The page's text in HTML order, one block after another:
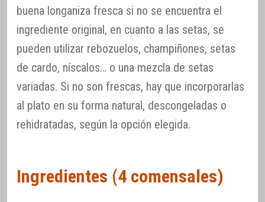
buena longaniza fresca si no se encuentra el
ingrediente original, en cuanto a las setas, se
pueden utilizar rebozuelos, champiñones, setas
de cardo, níscalos… o una mezcla de setas
variadas. Si no son frescas, hay que incorporarlas
al plato en su forma natural, descongeladas o
rehidratadas, según la opción elegida.
Ingredientes (4 comensales)